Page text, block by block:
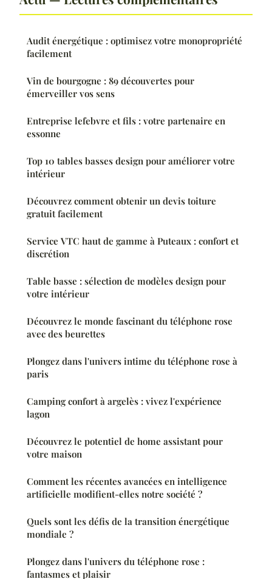
Audit énergétique : optimisez votre monopropriété
facilement
Vin de bourgogne : 89 découvertes pour
émerveiller vos sens
Entreprise lefebvre et fils : votre partenaire en
essonne
Top 10 tables basses design pour améliorer votre
intérieur
Découvrez comment obtenir un devis toiture
gratuit facilement
Service VTC haut de gamme à Puteaux : confort et
discrétion
Table basse : sélection de modèles design pour
votre intérieur
Découvrez le monde fascinant du téléphone rose
avec des beurettes
Plongez dans l'univers intime du téléphone rose à
paris
Camping confort à argelès : vivez l'expérience
lagon
Découvrez le potentiel de home assistant pour
votre maison
Comment les récentes avancées en intelligence
artificielle modifient-elles notre société ?
Quels sont les défis de la transition énergétique
mondiale ?
Plongez dans l'univers du téléphone rose :
fantasmes et plaisir